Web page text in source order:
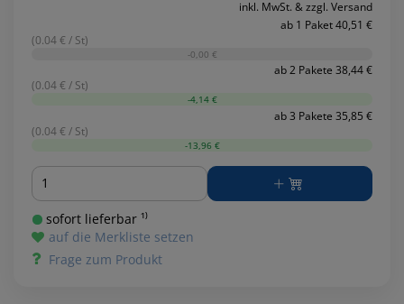
inkl. MwSt. & zzgl. Versand
ab 1 Paket 40,51 €
(0.04 € / St)
-0,00 €
ab 2 Pakete 38,44 €
(0.04 € / St)
-4,14 €
ab 3 Pakete 35,85 €
(0.04 € / St)
-13,96 €
Menge
sofort lieferbar ¹⁾
auf die Merkliste setzen
Frage zum Produkt